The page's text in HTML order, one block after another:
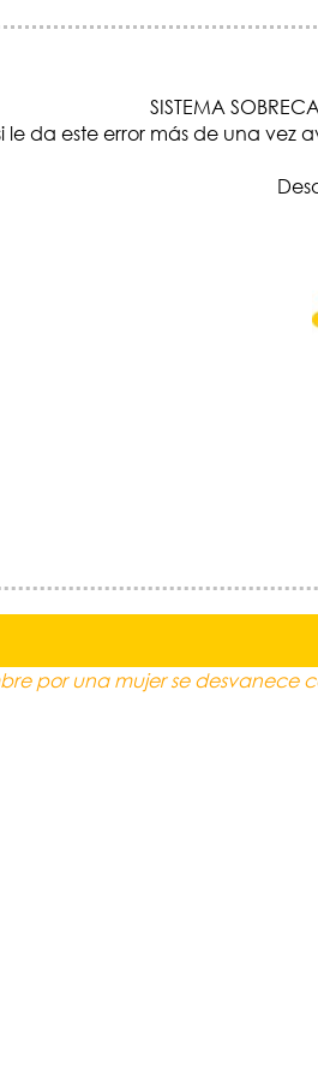
SISTEMA
le da este error más de una
por una mujer se desvanece